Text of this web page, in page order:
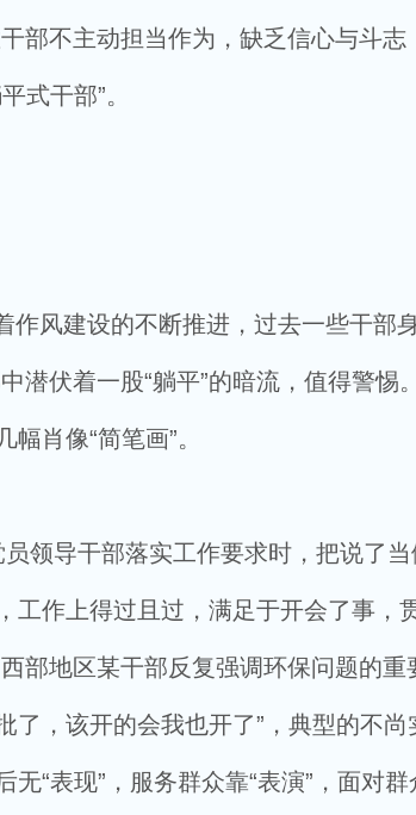
部不主动担当作为，缺乏信心与斗志
式干部”。
作风建设的不断推进，过去一些干部
潜伏着一股“躺平”的暗流，值得警惕
肖像“简笔画”。
领导干部落实工作要求时，把说了当
工作上得过且过，满足于开会了事，
部地区某干部反复强调环保问题的重
了，该开的会我也开了”，典型的不
无“表现”，服务群众靠“表演”，面对群